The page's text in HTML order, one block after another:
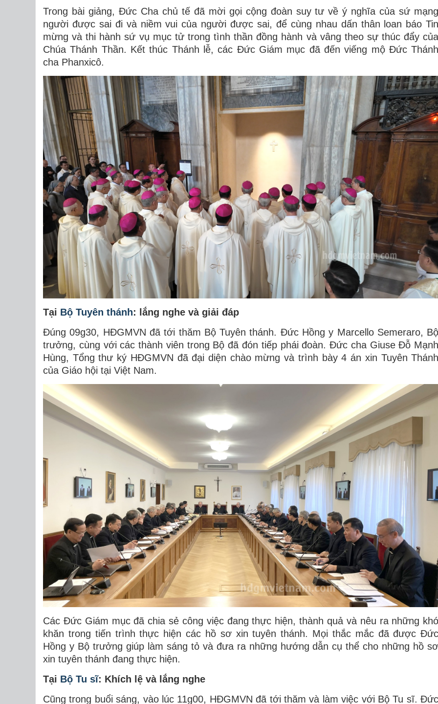
Trong bài giảng, Đức Cha chủ tế đã mời gọi cộng đoàn suy tư về ý nghĩa của sứ
người được sai đi và niềm vui của người được sai, để cùng nhau dấn thân loan báo
mừng và thi hành sứ vụ mục tử trong tình thần đồng hành và vâng theo sự thúc đẩy
Chúa Thánh Thần. Kết thúc Thánh lễ, các Đức Giám mục đã đến viếng mộ Đức
cha Phanxicô.
Tại Bộ Tuyên thánh: lắng nghe và giải đáp
Đúng 09g30, HĐGMVN đã tới thăm Bộ Tuyên thánh. Đức Hồng y Marcello Semeraro,
trưởng, cùng với các thành viên trong Bộ đã đón tiếp phái đoàn. Đức cha Giuse Đỗ
Hùng, Tổng thư ký HĐGMVN đã đại diện chào mừng và trình bày 4 án xin Tuyên
của Giáo hội tại Việt Nam.
Các Đức Giám mục đã chia sẻ công việc đang thực hiện, thành quả và nêu ra những
khăn trong tiến trình thực hiện các hồ sơ xin tuyên thánh. Mọi thắc mắc đã được
Hồng y Bộ trưởng giúp làm sáng tỏ và đưa ra những hướng dẫn cụ thể cho những hồ
xin tuyên thánh đang thực hiện.
Tại Bộ Tu sĩ: Khích lệ và lắng nghe
Cũng trong buổi sáng, vào lúc 11g00, HĐGMVN đã tới thăm và làm việc với Bộ Tu sĩ.